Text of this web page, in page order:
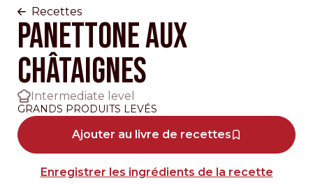
Recettes
PANETTONE AUX
CHÂTAIGNES
Intermediate level
GRANDS PRODUITS LEVÉS
Ajouter au livre de recettes
Enregistrer les ingrédients de la recette